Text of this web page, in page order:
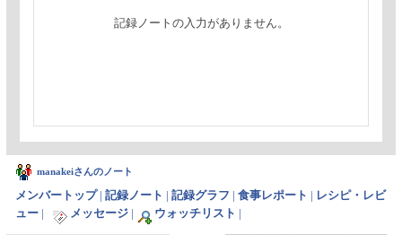
記録ノートの入力がありません。
manakeiさんのノート
メンバートップ| 記録ノート 記録グラフ 食事レポート
レシピ・レビ
ュー
メッセージ ウォッチリスト